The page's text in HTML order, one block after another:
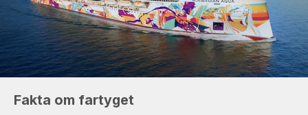
Fakta om fartyget